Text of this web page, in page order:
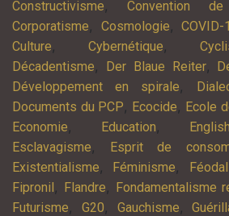
Constructivisme, Convention
Corporatisme, Cosmologie, COVID-
Culture, Cybernétique,
Décadentisme, Der Blaue Reiter,
Développement en spirale,
Documents du PCP, Ecocide, Ecole
Economie, Education, English
Esclavagisme, Esprit de
Existentialisme, Féminisme,
Fipronil , Flandre, Fondamentalisme
Futurisme, G20, Gauchisme,